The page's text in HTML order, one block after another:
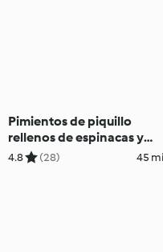
Pimientos de piquillo
rellenos de espinacas y
gambas
4.8 (28) 45